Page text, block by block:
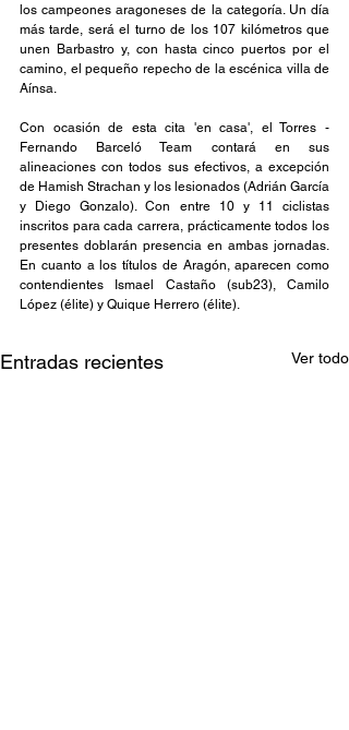
los campeones aragoneses de la categoría. Un día
más tarde, será el turno de los 107 kilómetros que
unen Barbastro y, con hasta cinco puertos por el
camino, el pequeño repecho de la escénica villa de
Aínsa.
Con ocasión de esta cita 'en casa', el Torres -
Fernando Barceló Team contará en sus
alineaciones con todos sus efectivos, a excepción
de Hamish Strachan y los lesionados (Adrián García
y Diego Gonzalo). Con entre 10 y 11 ciclistas
inscritos para cada carrera, prácticamente todos los
presentes doblarán presencia en ambas jornadas.
En cuanto a los títulos de Aragón, aparecen como
contendientes Ismael Castaño (sub23), Camilo
López (élite) y Quique Herrero (élite).
Entradas recientes Ver todo